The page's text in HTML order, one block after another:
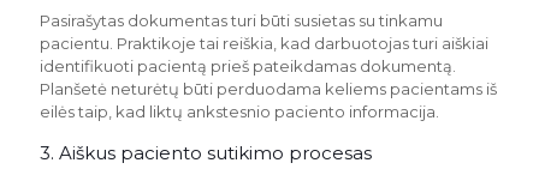
Pasirašytas dokumentas turi būti susietas su tinkamu
pacientu. Praktikoje tai reiškia, kad darbuotojas turi aiškiai
identifikuoti pacientą prieš pateikdamas dokumentą.
Planšetė neturėtų būti perduodama keliems pacientams iš
eilės taip, kad liktų ankstesnio paciento informacija.
3. Aiškus paciento sutikimo procesas